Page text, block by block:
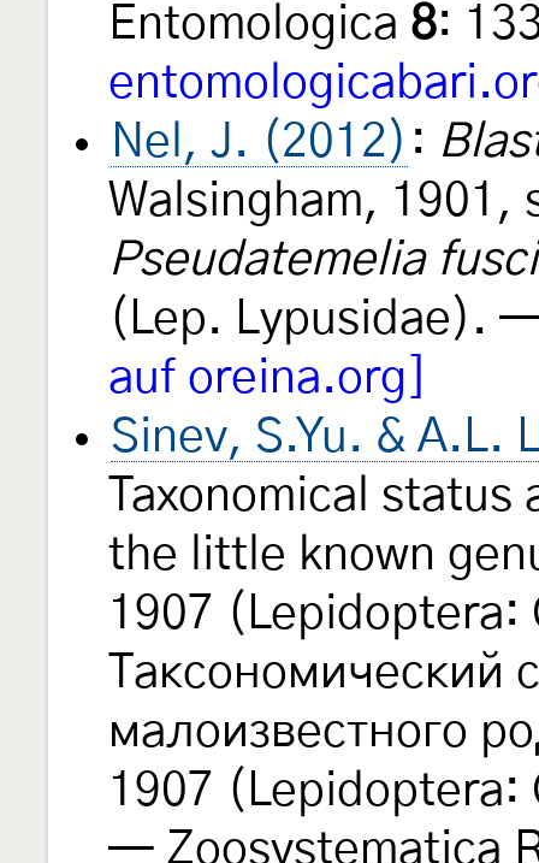
Entomologica 8:
Nel, J. (2012) :
Walsingham, 1901,
Pseudatemelia
(Lep. Lypusidae).
auf oreina.org]
Sinev, S.Yu. & A.L.
Taxonomical
the little known
1907 (Lepidoptera:
Таксономический
малоизвестного
1907 (Lepidoptera:
— Zoosystematica